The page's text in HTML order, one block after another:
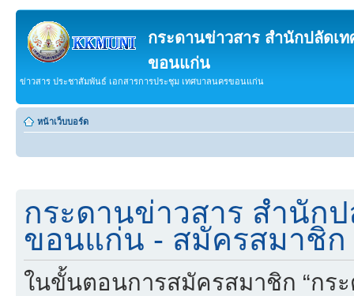
กระดานข่าวสาร สำนักปลัดเ
ขอนแก่น
ข่าวสาร ประชาสัมพันธ์ เอกสารการประชุม เทศบาลนครขอนแก่น
หน้าเว็บบอร์ด
กระดานข่าวสาร สำนัก
ขอนแก่น - สมัครสมาชิก
ในขั้นตอนการสมัครสมาชิก “กร